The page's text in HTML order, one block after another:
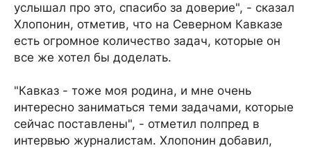
услышал про это, спасибо за доверие", - сказал
Хлопонин, отметив, что на Северном Кавказе
есть огромное количество задач, которые он
все же хотел бы доделать.
"Кавказ - тоже моя родина, и мне очень
интересно заниматься теми задачами, которые
сейчас поставлены", - отметил полпред в
интервью журналистам. Хлопонин добавил,